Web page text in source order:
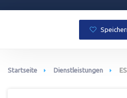
Startseite Dienstleistungen